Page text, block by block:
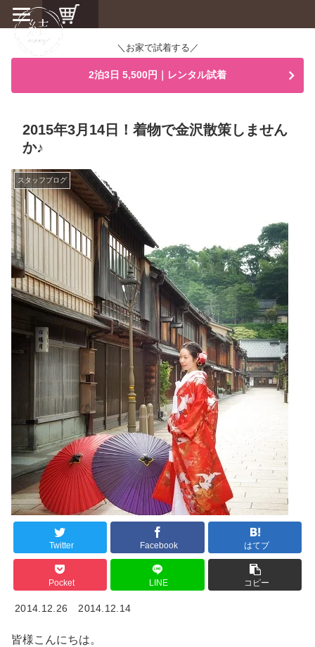
＼お家で試着する／
2泊3日 5,500円｜レンタル試着
2015年3月14日！着物で金沢散策しません
か♪
スタッフブログ
Twitter Facebook はてブ
Pocket LINE コピー
2014.12.26 2014.12.14
皆様こんにちは。